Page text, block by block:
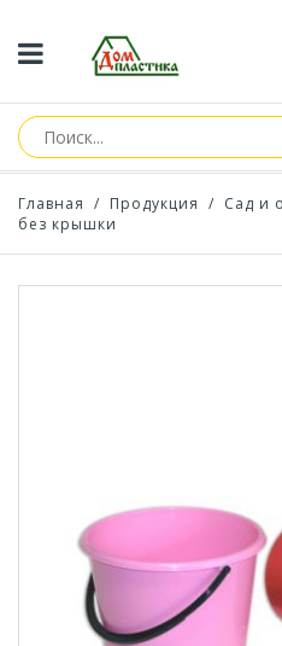
Главная / Продукция / Сад и
без крышки